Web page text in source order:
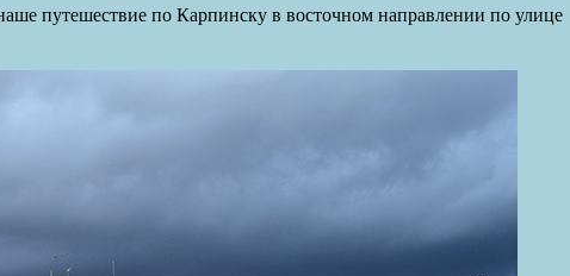
путешествие по Карпинску в восточном направлении по улице